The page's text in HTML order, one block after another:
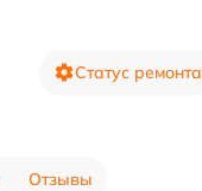
Статус ремонта
Отзывы